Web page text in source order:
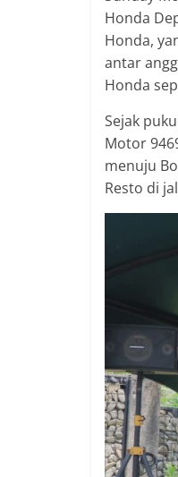
Honda
Honda,
antar
Honda
Sejak
Motor
menuju
Resto di